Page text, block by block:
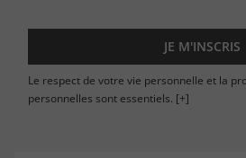
JE M'INSCRIS
Le respect de votre vie personnelle et la
personnelles sont essentiels. [+]